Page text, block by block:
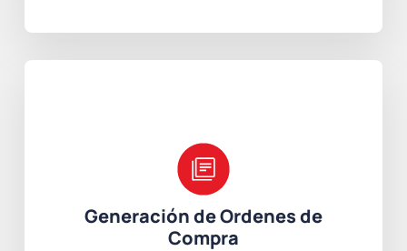
Generación de Ordenes de
Compra